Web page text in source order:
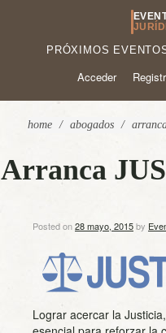
PRÓXIMOS
Acceder
home / abogados /
Arranca
Posted on28 mayo, 2015by
Lograr acercar la